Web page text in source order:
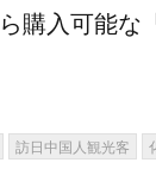
購入可能な
訪日中国人観光客